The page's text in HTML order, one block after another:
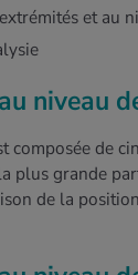
et au
niveau
composée de
plus grande
de la